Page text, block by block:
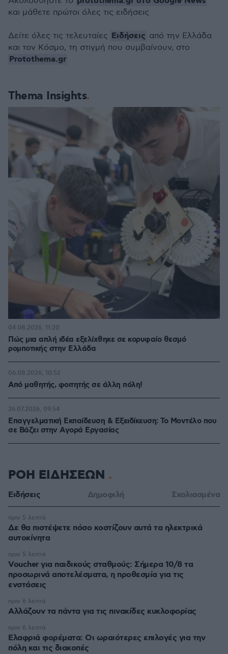
Thema Insights
Πώς μια απλή ιδέα εξελίχθηκε σε κορυφαίο θεσμό
ρομποτικής στην Ελλάδα
04.08.2026, 11:20
Από μαθητής, φοιτητής σε άλλη πόλη!
06.08.2026, 10:52
Επαγγελματική Εκπαίδευση & Εξειδίκευση: Το Mοντέλο που
σε Bάζει στην Aγορά Eργασίας
26.07.2026, 09:54
και μάθετε πρώτοι όλες τις ειδήσεις
Δείτε όλες τις τελευταίες Ειδήσεις από την Ελλάδα
και τον Κόσμο, τη στιγμή που συμβαίνουν, στο
Protothema.gr
ΡΟΗ ΕΙΔΗΣΕΩΝ
Ειδήσεις Δημοφιλή Σχολιασμένα
Δε θα πιστέψετε πόσο κοστίζουν αυτά τα ηλεκτρικά
αυτοκίνητα
πριν 5 λεπτά
Voucher για παιδικούς σταθμούς: Σήμερα 10/8 τα
προσωρινά αποτελέσματα, η προθεσμία για τις
ενστάσεις
πριν 5 λεπτά
Αλλάζουν τα πάντα για τις πινακίδες κυκλοφορίας
πριν 6 λεπτά
Eλαφριά φορέματα: Οι ωραιότερες επιλογές για την
πόλη και τις διακοπές
πριν 6 λεπτά